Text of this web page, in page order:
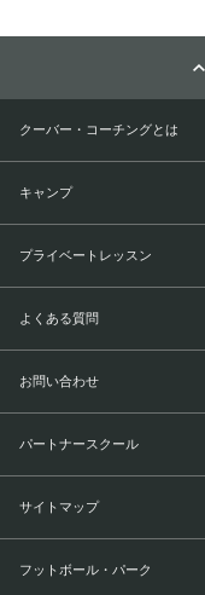
クーバー・コーチングとは
キャンプ
プライベートレッスン
よくある質問
お問い合わせ
パートナースクール
サイトマップ
フットボール・パーク